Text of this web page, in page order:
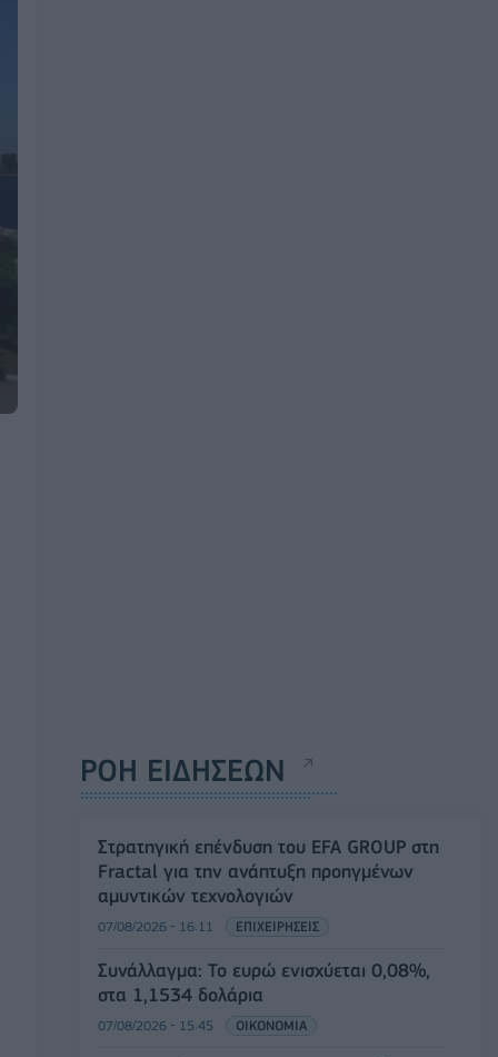
ΡΟΗ ΕΙΔΗΣΕΩΝ
Στρατηγική επένδυση του EFA GROUP στη
Fractal για την ανάπτυξη προηγμένων
αμυντικών τεχνολογιών
07/08/2026 - 16:11 ΕΠΙΧΕΙΡΗΣΕΙΣ
Συνάλλαγμα: Το ευρώ ενισχύεται 0,08%,
στα 1,1534 δολάρια
07/08/2026 - 15:45 ΟΙΚΟΝΟΜΙΑ